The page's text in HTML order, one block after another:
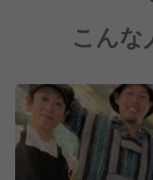
朝・昼・夜すべての
時間帯に合わせた多
アウトサービスも展
ます。
革新性・親しみやす
最先端の試みを肩肘
指しています。
こんな